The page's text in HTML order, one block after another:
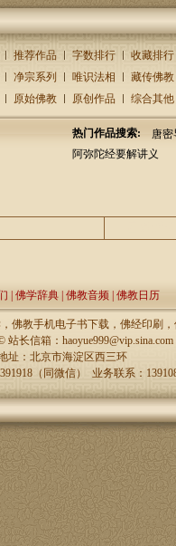
推荐作品 字数排行 收藏排行
净宗系列 唯识法相 藏传佛教
原始佛教 原创作品 综合其他
热门作品搜索: 唐密
阿弥陀经要解讲义
佛学辞典 佛教音频 佛教日历
佛教手机电子书下载，佛经印刷
站长信箱：haoyue999@vip.sina.com
址：北京市海淀区西三环
（同微信） 业务联系：